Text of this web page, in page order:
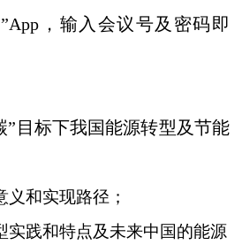
App ，输入 会议号及密码即
”目标下我国能源转型及节能
义和实现路径；
实践和特点及未来中国的能源